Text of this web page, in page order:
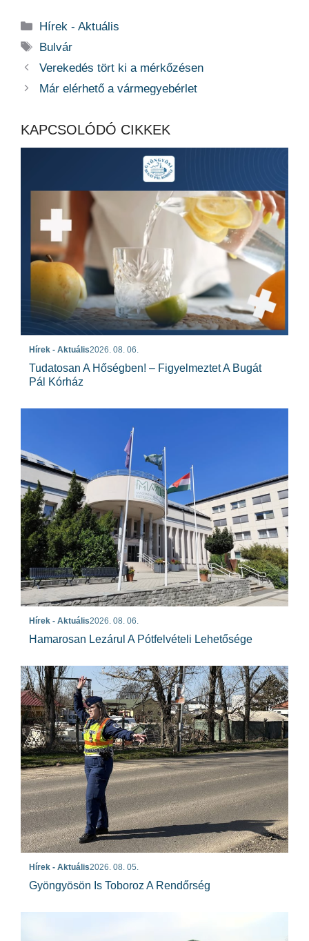
Kategória
Hírek - Aktuális
Címkék
Bulvár
Verekedés tört ki a mérkőzésen
Már elérhető a vármegyebérlet
KAPCSOLÓDÓ CIKKEK
Hírek - Aktuális2026. 08. 06.
Tudatosan A Hőségben! – Figyelmeztet A Bugát
Pál Kórház
Hírek - Aktuális2026. 08. 06.
Hamarosan Lezárul A Pótfelvételi Lehetősége
Hírek - Aktuális2026. 08. 05.
Gyöngyösön Is Toboroz A Rendőrség